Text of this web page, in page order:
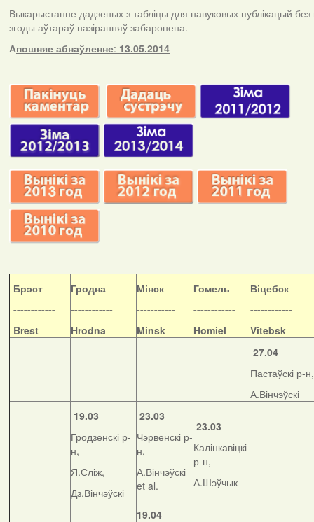
Выкарыстанне дадзеных з табліцы для навуковых публікацый без
згоды аўтараў назіранняў забаронена.
Апошняе абнаўленне: 13.05.2014
Брэст
------------
Brest
Гродна
------------
Hrodna
Мінск
-----------
Minsk
Гомель
------------
Homiel
Віцебск
------------
Vitebsk
27.04
Пастаўскі р-н,
А.Вінчэўскі
19.03
Гродзенскі р-
н,
Я.Сліж,
Дз.Вінчэўскі
23.03
Чэрвенскі р-
н,
А.Вінчэўскі
et al.
23.03
Калінкавіцкі
р-н,
А.Шэўчык
19.04